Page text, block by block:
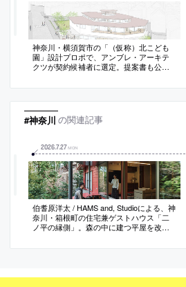
神奈川・横須賀市の「（仮称）北こども
園」設計プロポで、アンブレ・アーキテ
クツが契約候補者に選定。提案書も公
エ、キノアーキテクツ、象設計集団、高
#神奈川 の関連記事
2026.7.27 MON
伯耆原洋太 / HAMS and, Studioによる、神
奈川・箱根町の住宅兼ゲストハウス「二
ノ平の縁側」。森の中に建つ平屋を改
の構成に着目し、内外を繋ぐと共に回遊
と外の新たな関係に寄与